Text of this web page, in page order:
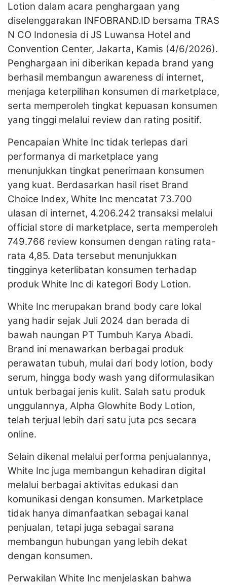
Lotion dalam acara penghargaan yang
diselenggarakan INFOBRAND.ID bersama TRAS
N CO Indonesia di JS Luwansa Hotel and
Convention Center, Jakarta, Kamis (4/6/2026).
Penghargaan ini diberikan kepada brand yang
berhasil membangun awareness di internet,
menjaga keterpilihan konsumen di marketplace,
serta memperoleh tingkat kepuasan konsumen
yang tinggi melalui review dan rating positif.
Pencapaian White Inc tidak terlepas dari
performanya di marketplace yang
menunjukkan tingkat penerimaan konsumen
yang kuat. Berdasarkan hasil riset Brand
Choice Index, White Inc mencatat 73.700
ulasan di internet, 4.206.242 transaksi melalui
official store di marketplace, serta memperoleh
749.766 review konsumen dengan rating rata-
rata 4,85. Data tersebut menunjukkan
tingginya keterlibatan konsumen terhadap
produk White Inc di kategori Body Lotion.
White Inc merupakan brand body care lokal
yang hadir sejak Juli 2024 dan berada di
bawah naungan PT Tumbuh Karya Abadi.
Brand ini menawarkan berbagai produk
perawatan tubuh, mulai dari body lotion, body
serum, hingga body wash yang diformulasikan
untuk berbagai jenis kulit. Salah satu produk
unggulannya, Alpha Glowhite Body Lotion,
telah terjual lebih dari satu juta pcs secara
online.
Selain dikenal melalui performa penjualannya,
White Inc juga membangun kehadiran digital
melalui berbagai aktivitas edukasi dan
komunikasi dengan konsumen. Marketplace
tidak hanya dimanfaatkan sebagai kanal
penjualan, tetapi juga sebagai sarana
membangun hubungan yang lebih dekat
dengan konsumen.
Perwakilan White Inc menjelaskan bahwa